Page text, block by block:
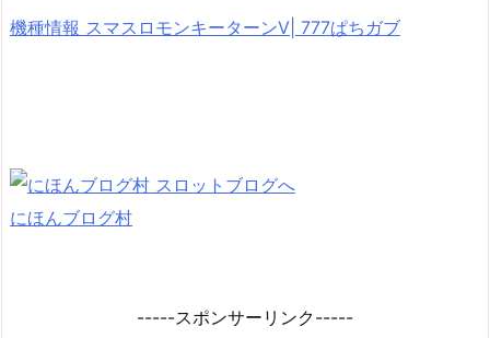
機種情報 スマスロモンキーターンV| 777ぱちガブ
にほんブログ村
-----スポンサーリンク-----